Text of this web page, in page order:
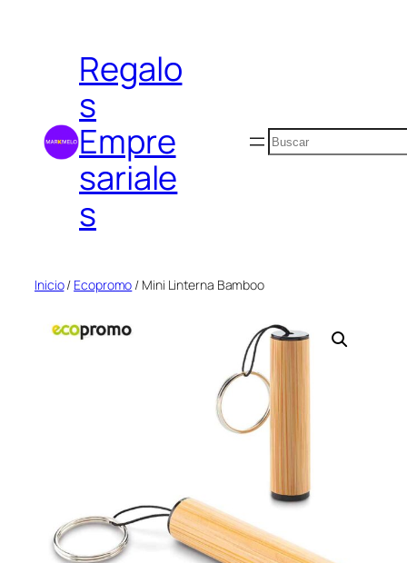
contenidoRegalo
s
Empre
sariale
s
Buscar
Inicio/ Ecopromo / Mini Linterna Bamboo